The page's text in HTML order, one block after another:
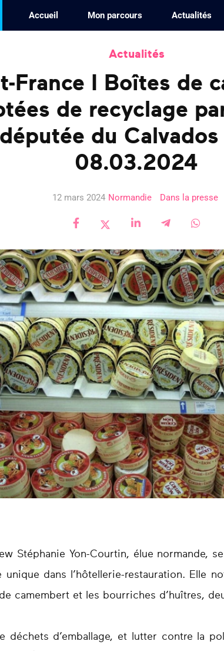
Accueil Mon parcours Actualités
Actualités
France I Boîtes de
de recyclage
députée du
08.03.2024
12 mars 2024 Normandie Dans la presse
Stéphanie Yon-Courtin, élue normande,
unique dans l’hôtellerie-restauration. Elle
camembert et les bourriches d’huîtres,
d’emballage, et lutter contre la